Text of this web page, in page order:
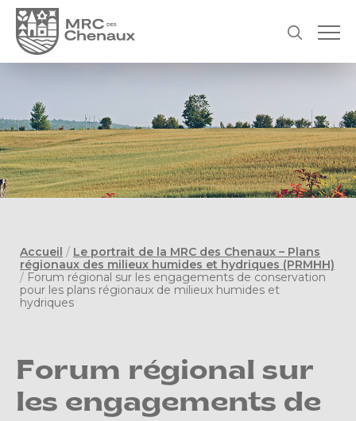
Accueil / Le portrait de la MRC des Chenaux – Plans
régionaux des milieux humides et hydriques (PRMHH)
/ Forum régional sur les engagements de conservation
pour les plans régionaux de milieux humides et
hydriques
Forum régional sur
les engagements de